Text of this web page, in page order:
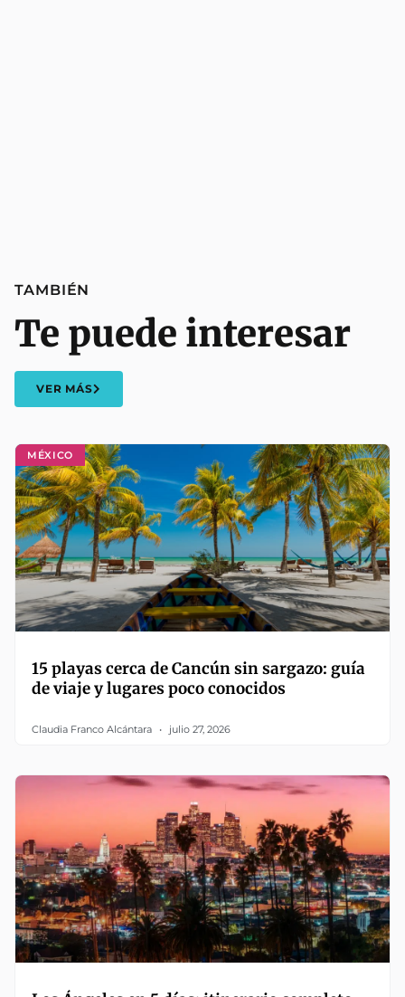
MÉXICO
15 playas cerca de Cancún sin sargazo: guía
de viaje y lugares poco conocidos
Claudia Franco Alcántara julio 27, 2026
TAMBIÉN
Te puede interesar
VER MÁS